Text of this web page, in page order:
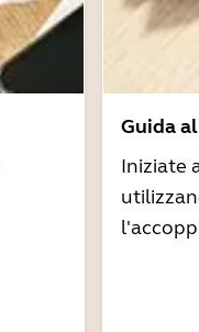
Guida
Iniziate